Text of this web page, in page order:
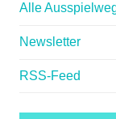
Alle
Newsletter
RSS-Feed